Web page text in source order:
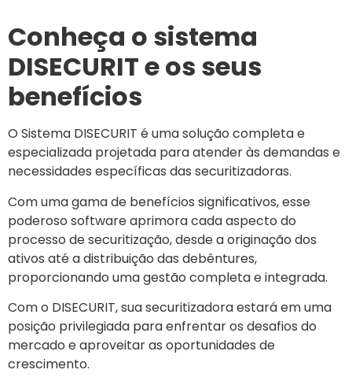
Conheça o sistema
DISECURIT e os seus
benefícios
O Sistema DISECURIT é uma solução completa e
especializada projetada para atender às demandas e
necessidades específicas das securitizadoras.
Com uma gama de benefícios significativos, esse
poderoso software aprimora cada aspecto do
processo de securitização, desde a originação dos
ativos até a distribuição das debêntures,
proporcionando uma gestão completa e integrada.
Com o DISECURIT, sua securitizadora estará em uma
posição privilegiada para enfrentar os desafios do
mercado e aproveitar as oportunidades de
crescimento.